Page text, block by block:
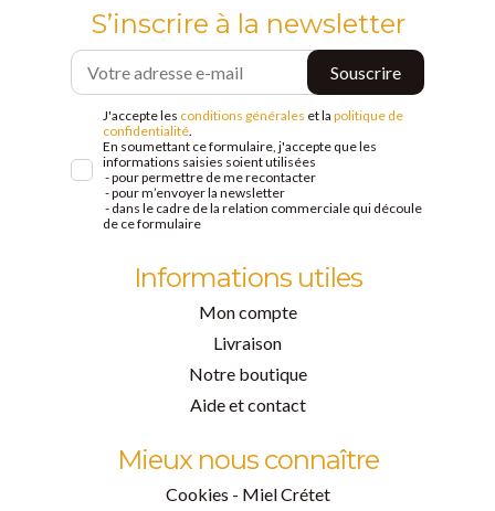
Informations utiles
Mon compte
Livraison
Notre boutique
Aide et contact
Mieux nous connaître
Cookies - Miel Crétet
S’inscrire à la newsletter
J'accepte les conditions générales et la politique de
confidentialité
En soumettant ce formulaire, j'accepte que les
informations saisies soient utilisées
- pour permettre de me recontacter
- pour m’envoyer la newsletter
- dans le cadre de la relation commerciale qui découle
de ce formulaire